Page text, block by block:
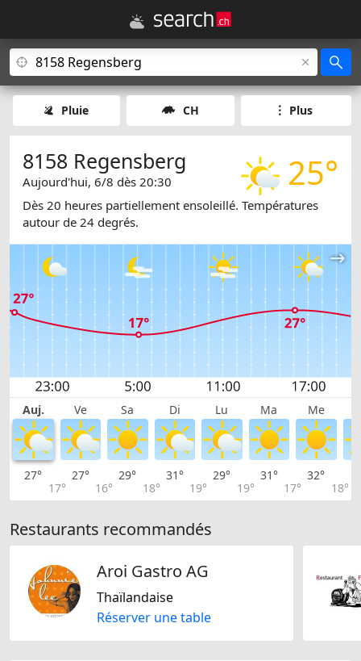
Pluie CH Plus
25°
8158 Regensberg
Aujourd'hui, 6/8 dès 20:30
Dès 20 heures partiellement ensoleillé. Températures
autour de 24 degrés.
Auj. Ve Sa Di Lu Ma Me
27°
17°
27°
16°
29°
18°
31°
19°
29°
19°
31°
17°
32°
18°
Restaurants recommandés
Aroi Gastro AG
Thaïlandaise
Réserver une table